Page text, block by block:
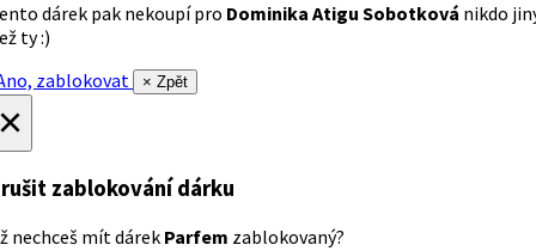
dárek pak nekoupí pro Dominika Atigu Sobotková nikdo
ty :)
zablokovat
× Zpět
zablokování dárku
nechceš mít dárek Parfem zablokovaný?